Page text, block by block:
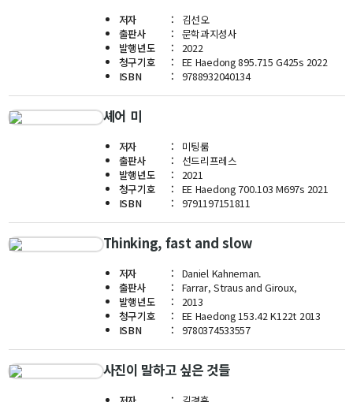
교과목이수규정
대학원
교과과정
교과목이수규정
연합전공 인공지능 반도체공학
연합전공 인공지능
연합전공 지능형 통신
협동과정 인공지능
해동학술정보
공지사항
보유도서
저자
김선오
출판사
문학과지성사
발행년도
2022
청구기호
EE Haedong 895.715 G425s 2022
ISBN
9788932040134
셰어 미
저자
미팅룸
출판사
선드리프레스
발행년도
2021
청구기호
EE Haedong 700.103 M697s 2021
ISBN
9791197151811
Thinking, fast and slow
저자
Daniel Kahneman.
출판사
Farrar, Straus and Giroux,
발행년도
2013
청구기호
EE Haedong 153.42 K122t 2013
ISBN
9780374533557
사진이 말하고 싶은 것들